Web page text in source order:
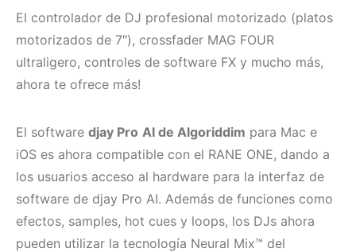
El controlador de DJ profesional motorizado (platos
motorizados de 7″), crossfader MAG FOUR
ultraligero, controles de software FX y mucho más,
ahora te ofrece más!
El software djay Pro AI de Algoriddim para Mac e
iOS es ahora compatible con el RANE ONE, dando a
los usuarios acceso al hardware para la interfaz de
software de djay Pro AI. Además de funciones como
efectos, samples, hot cues y loops, los DJs ahora
pueden utilizar la tecnología Neural Mix™ del